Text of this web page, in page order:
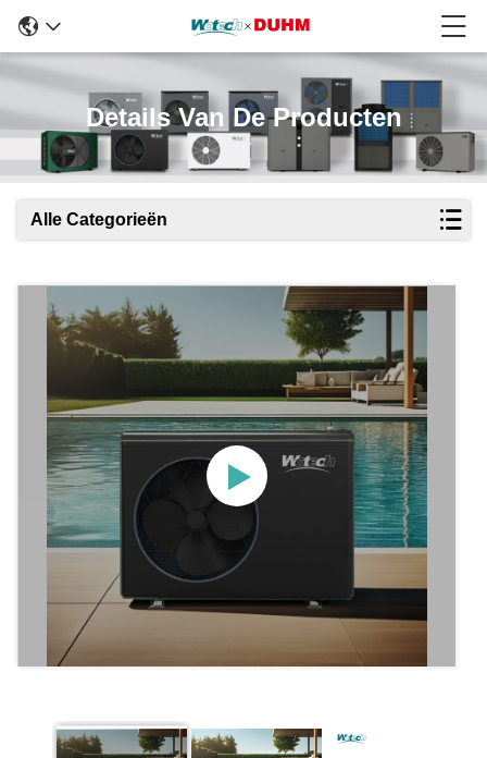
Details Van De Producten
Alle Categorieën